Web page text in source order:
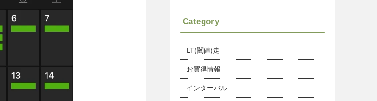
Category
LT(閾値)走
お買得情報
インターバル